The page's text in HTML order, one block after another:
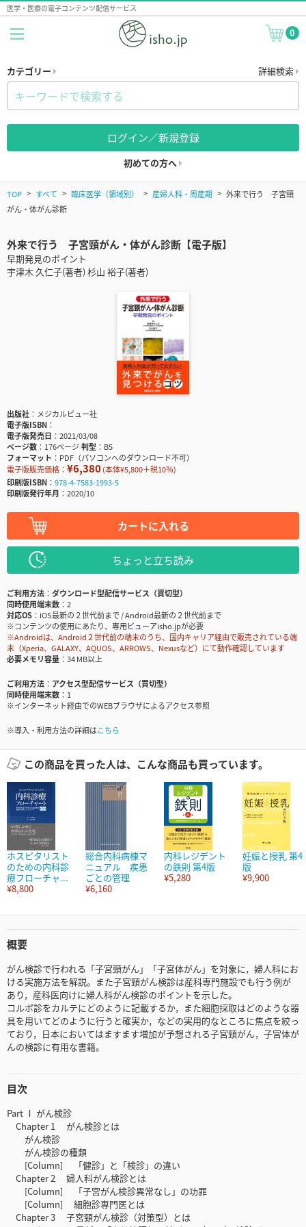
医学・医療の電子コンテンツ配信サービス
0
カテゴリー 詳細検索
ログイン／新規登録
初めての方へ
TOP すべて 臨床医学（領域別） 産婦人科・周産期
外来で行う 子宮頸
がん・体がん診断
外来で行う 子宮頸がん・体がん診断【電子版】
早期発見のポイント
宇津木 久仁子(著者) 杉山 裕子(著者)
出版社
メジカルビュー社
電子版ISBN
電子版発売日
2021/03/08
ページ数
176ページ判型
B5
フォーマット
PDF（パソコンへのダウンロード不可）
電子版販売価格： ¥6,380(本体¥5,800＋税10％)
印刷版ISBN
978-4-7583-1993-5
印刷版発行年月
2020/10
カートに入れる
ちょっと立ち読み
ご利用方法
ダウンロード型配信サービス（買切型）
同時使用端末数
2
対応OS
iOS最新の２世代前まで / Android最新の２世代前まで
※コンテンツの使用にあたり、専用ビューアisho.jpが必要
※Androidは、Android２世代前の端末のうち、国内キャリア経由で販売されている端
末（Xperia、GALAXY、AQUOS、ARROWS、Nexusなど）にて動作確認しています
必要メモリ容量
34 MB以上
ご利用方法
アクセス型配信サービス（買切型）
同時使用端末数
1
※インターネット経由でのWEBブラウザによるアクセス参照
※導入・利用方法の詳細はこちら
この商品を買った人は、こんな商品も買っています。
ホスピタリスト
のための内科診
療フローチャ...
¥8,800
総合内科病棟マ
ニュアル 疾患
ごとの管理
¥6,160
内科レジデント
の鉄則 第4版
¥5,280
妊娠と授乳 第4
版
¥9,900
概要
がん検診で行われる「子宮頸がん」「子宮体がん」を対象に，婦人科にお
ける実施方法を解説。また子宮頸がん検診は産科専門施設でも行う例が
あり，産科医向けに婦人科がん検診のポイントを示した。
コルポ診をカルテにどのように記載するか，また細胞採取はどのような器
具を用いてどのように行うと確実か，などの実用的なところに焦点を絞っ
ており，日本においてはますます増加が予想される子宮頸がん，子宮体が
んの検診に有用な書籍。
目次
Part Ⅰ がん検診
Chapter 1 がん検診とは
がん検診
がん検診の種類
[Column] 「健診」と「検診」の違い
Chapter 2 婦人科がん検診とは
[Column] 「子宮がん検診異常なし」の功罪
[Column] 細胞診専門医とは
Chapter 3 子宮頸がん検診（対策型）とは